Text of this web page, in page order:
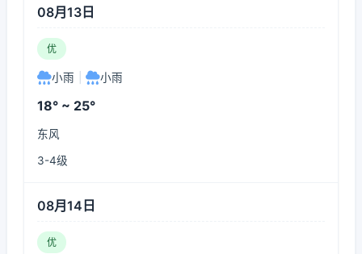
08月13日
优
小雨 小雨
18° ~ 25°
东风
3-4级
08月14日
优